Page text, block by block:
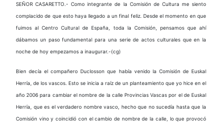
SEÑOR CASARETTO.- Como integrante de la Comisión de Cultura me siento
complacido de que esto haya llegado a un final feliz. Desde el momento en que
fuimos al Centro Cultural de España, toda la Comisión, pensamos que ahí
dábamos un paso fundamental para una serie de actos culturales que en la
noche de hoy empezamos a inaugurar.-(cg)
Bien decía el compañero Duclosson que había venido la Comisión de Euskal
Herría, de los vascos. Esto se inicia a raíz de un planteamiento que yo hice en el
año 2006 para cambiar el nombre de la calle Provincias Vascas por el de Euskal
Herría, que es el verdadero nombre vasco, hecho que no sucedía hasta que la
Comisión vino y coincidió con el cambio de nombre de la calle, lo que provocó